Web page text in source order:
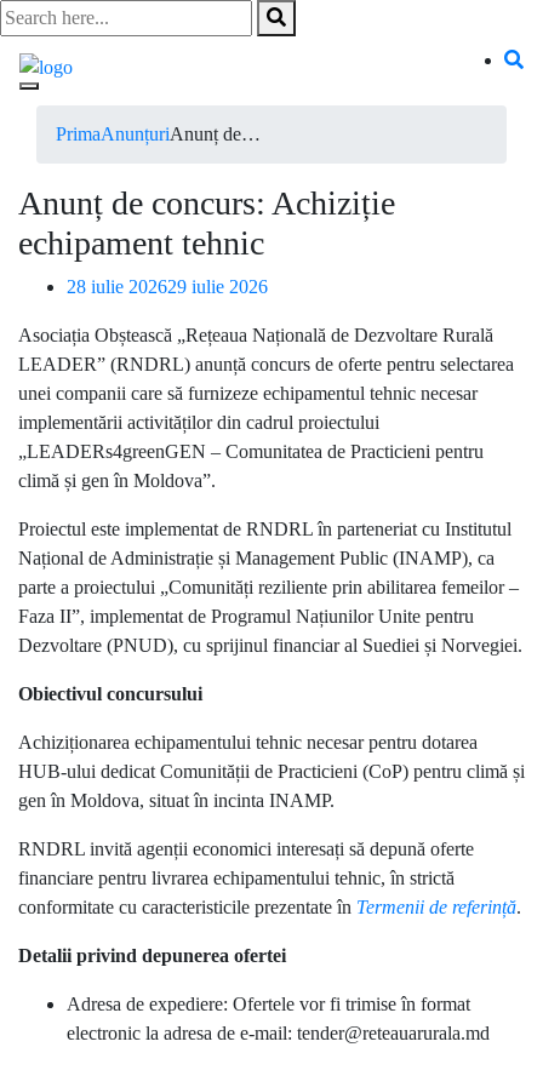
Skip
to
content
PrimaAnunțuriAnunț de…
Anunț de concurs: Achiziție
echipament tehnic
28 iulie 202629 iulie 2026
Asociația Obștească „Rețeaua Națională de Dezvoltare Rurală
LEADER” (RNDRL) anunță concurs de oferte pentru selectarea
unei companii care să furnizeze echipamentul tehnic necesar
implementării activităților din cadrul proiectului
„LEADERs4greenGEN – Comunitatea de Practicieni pentru
climă și gen în Moldova”.
Proiectul este implementat de RNDRL în parteneriat cu Institutul
Național de Administrație și Management Public (INAMP), ca
parte a proiectului „Comunități reziliente prin abilitarea femeilor –
Faza II”, implementat de Programul Națiunilor Unite pentru
Dezvoltare (PNUD), cu sprijinul financiar al Suediei și Norvegiei.
Obiectivul concursului
Achiziționarea echipamentului tehnic necesar pentru dotarea
HUB-ului dedicat Comunității de Practicieni (CoP) pentru climă și
gen în Moldova, situat în incinta INAMP.
RNDRL invită agenții economici interesați să depună oferte
financiare pentru livrarea echipamentului tehnic, în strictă
conformitate cu caracteristicile prezentate în Termenii de referință.
Detalii privind depunerea ofertei
Adresa de expediere: Ofertele vor fi trimise în format
electronic la adresa de e-mail: tender@reteauarurala.md